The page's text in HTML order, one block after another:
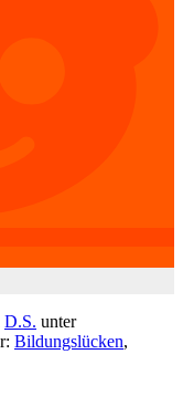
D.S. unter
Bildungslücken,